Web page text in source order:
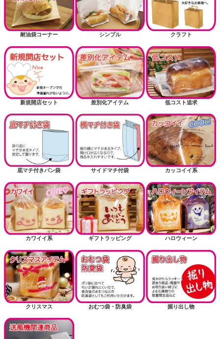
耐油袋コーナー シンプル クラフト
新規開店セット 差別化アイテム 低コスト追求
底マチ付きパン袋 サイドマチ付袋 カッコイイ系
カワイイ系 ギフトラッピング ハロウィーン
クリスマス おむつ袋・防臭袋 掘り出し物